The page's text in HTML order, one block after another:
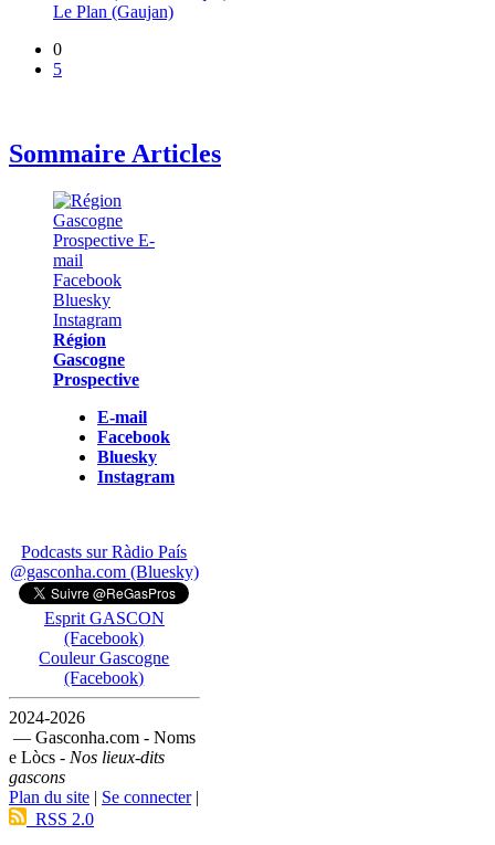
Le Plan (Gaujan)
0
5
Sommaire Articles
Région
Gascogne
Prospective
E-mail
Facebook
Bluesky
Instagram
Podcasts sur Ràdio País
@gasconha.com (Bluesky)
Esprit GASCON
(Facebook)
Couleur Gascogne
(Facebook)
2024-2026
— Gasconha.com - Noms
e Lòcs - Nos lieux-dits
gascons
Plan du site | Se connecter|
RSS 2.0